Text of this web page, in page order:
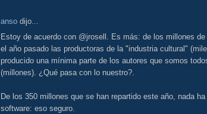
anso dijo...
Estoy de acuerdo con @jrosell. Es más: de los millones
el año pasado las productoras de la "industria cultural"
producido una mínima parte de los autores que somos
(millones). ¿Qué pasa con lo nuestro?.
De los 350 millones que se han repartido este año, nada
software: eso seguro.